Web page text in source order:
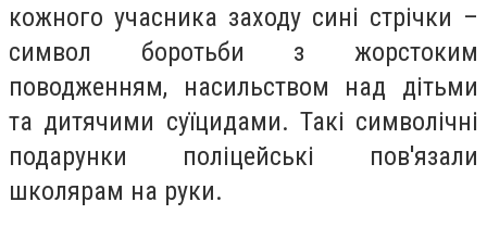
кожного учасника заходу сині стрічки –
символ боротьби з жорстоким
поводженням, насильством над дітьми
та дитячими суїцидами. Такі символічні
подарунки поліцейські пов'язали
школярам на руки.